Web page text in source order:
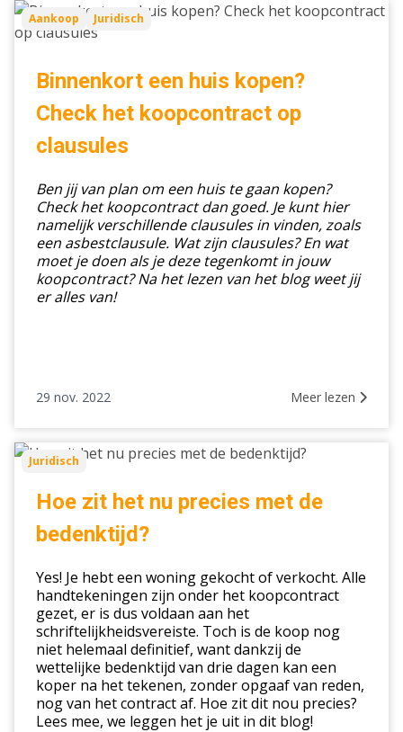
Binnenkort
een
kopen?
koopcontract
clausules
Aankoop Juridisch
Binnenkort een huis kopen?
Check het koopcontract op
clausules
Ben jij van plan om een huis te gaan kopen?
Check het koopcontract dan goed. Je kunt hier
namelijk verschillende clausules in vinden, zoals
een asbestclausule. Wat zijn clausules? En wat
moet je doen als je deze tegenkomt in jouw
koopcontract? Na het lezen van het blog weet jij
er alles van!
29 nov. 2022 Meer lezen
Hoe
zit
precies
bedenktijd?
Juridisch
Hoe zit het nu precies met de
bedenktijd?
Yes! Je hebt een woning gekocht of verkocht. Alle
handtekeningen zijn onder het koopcontract
gezet, er is dus voldaan aan het
schriftelijkheidsvereiste. Toch is de koop nog
niet helemaal definitief, want dankzij de
wettelijke bedenktijd van drie dagen kan een
koper na het tekenen, zonder opgaaf van reden,
nog van het contract af. Hoe zit dit nou precies?
Lees mee, we leggen het je uit in dit blog!